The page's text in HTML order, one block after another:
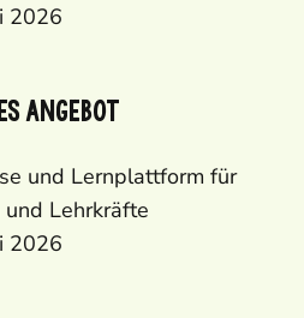
2026
Angebot
und Lernplattform für
und Lehrkräfte
2026